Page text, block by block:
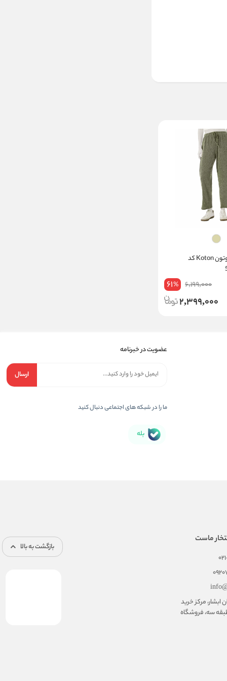
شلوار آزاد زنانه کوتون Koton کد
6,199,000
61%
2,399,000
عضویت در خبرنامه
ارسال
ما را در شبکه های اجتماعی دنبال کنید
بله
ماست
مرکز خرید
سه، فروشگاه
بازگشت به بالا